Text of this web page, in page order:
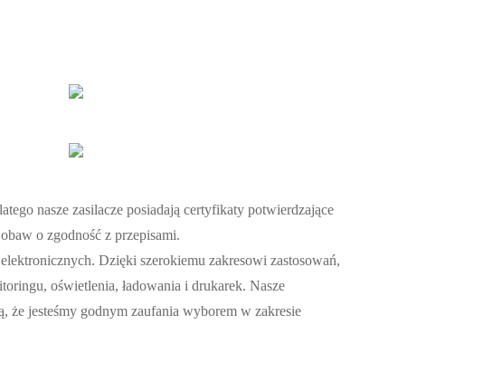
nasze zasilacze posiadają certyfikaty potwierdzające
o zgodność z przepisami.
Dzięki szerokiemu zakresowi zastosowań,
oświetlenia, ładowania i drukarek. Nasze
że jesteśmy godnym zaufania wyborem w zakresie